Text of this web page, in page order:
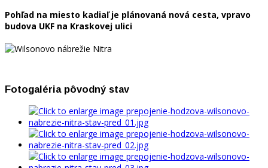
Pohľad na miesto kadiaľ je plánovaná nová cesta, vpravo
budova UKF na Kraskovej ulici
Fotogaléria pôvodný stav